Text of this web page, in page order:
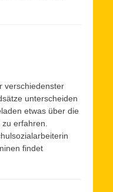
verschiedenster
unterscheiden
etwas über die
erfahren.
findet